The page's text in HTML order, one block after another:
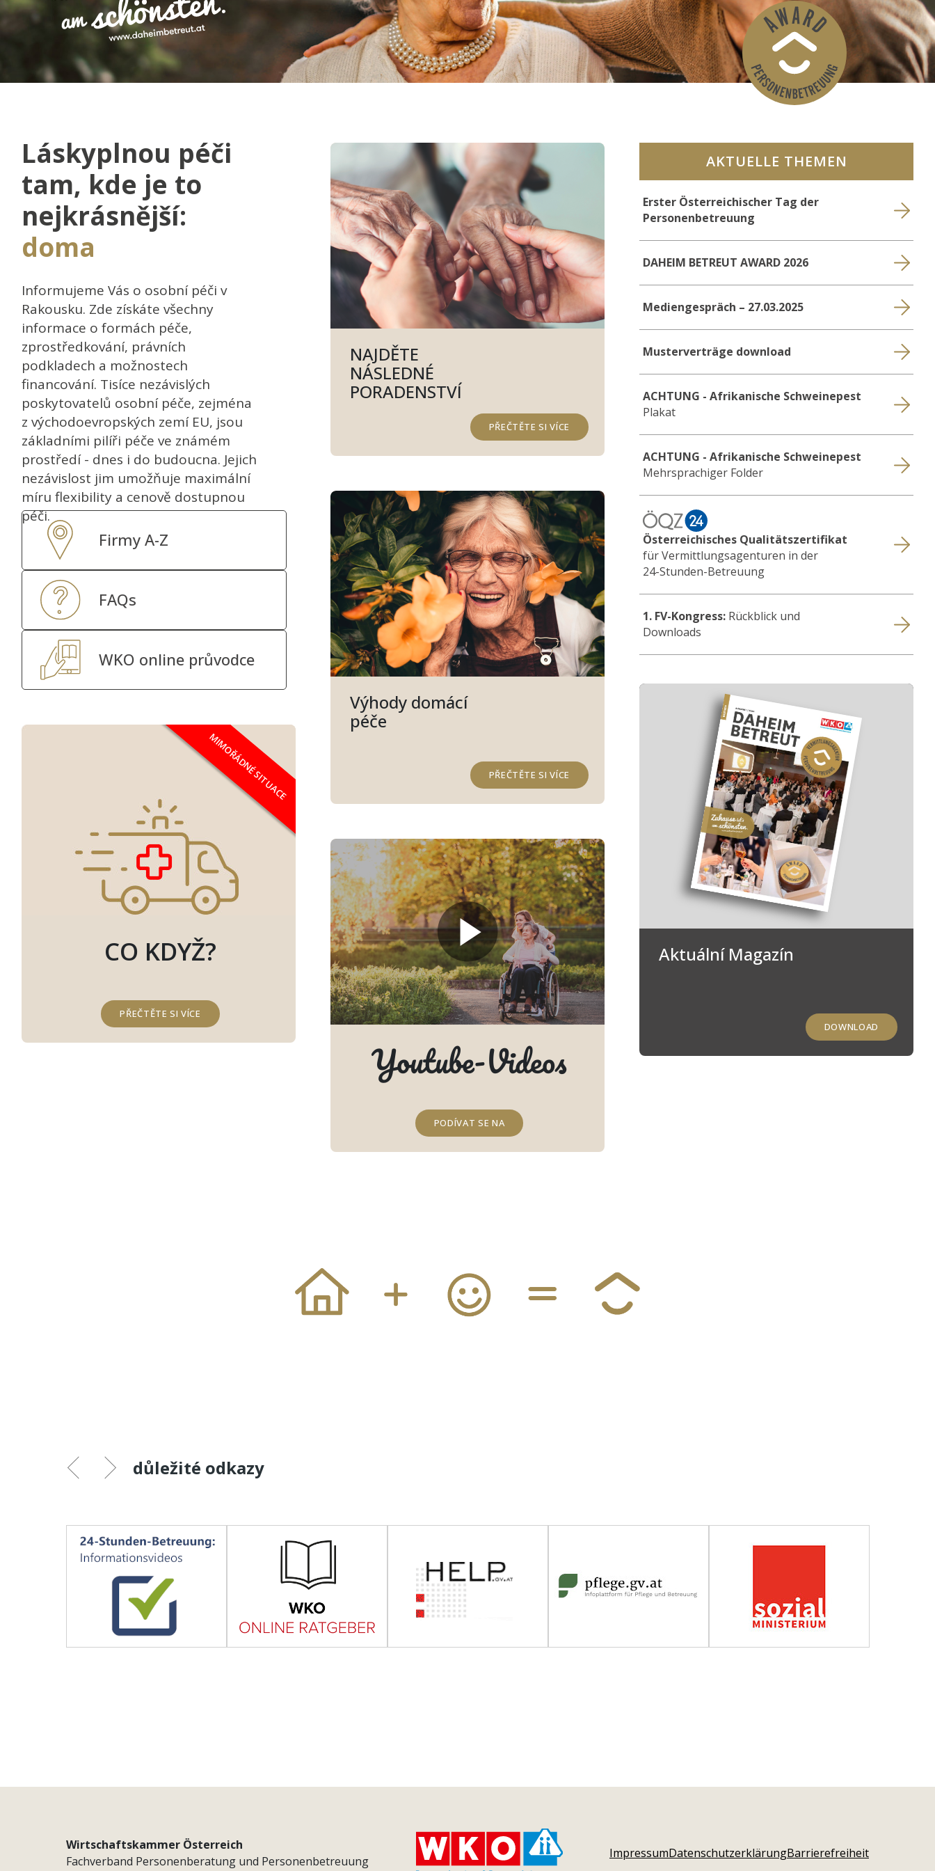
Láskyplnou péči
tam, kde je to
nejkrásnější:
doma
Informujeme Vás o osobní péči v
Rakousku. Zde získáte všechny
informace o formách péče,
zprostředkování, právních
podkladech a možnostech
financování. Tisíce nezávislých
poskytovatelů osobní péče, zejména
z východoevropských zemí EU, jsou
základními pilíři péče ve známém
prostředí - dnes i do budoucna. Jejich
nezávislost jim umožňuje maximální
míru flexibility a cenově dostupnou
péči.
NAJDĚTE
NÁSLEDNÉ
PORADENSTVÍ
PŘEČTĚTE SI VÍCE
AKTUELLE THEMEN
Erster Österreichischer Tag der
Personenbetreuung
DAHEIM BETREUT AWARD 2026
Mediengespräch – 27.03.2025
Musterverträge download
ACHTUNG - Afrikanische Schweinepest
Plakat
ACHTUNG - Afrikanische Schweinepest
Mehrsprachiger Folder
Österreichisches Qualitätszertifikat
für Vermittlungsagenturen in der
24-Stunden-Betreuung
1. FV-Kongress: Rückblick und
Downloads
Firmy A-Z
FAQs
WKO online průvodce
Výhody domácí
péče
PŘEČTĚTE SI VÍCE
Aktuální Magazín
DOWNLOAD
MIMOŘÁDNÉ SITUACE
CO KDYŽ?
PŘEČTĚTE SI VÍCE
Youtube-Videos
PODÍVAT SE NA
důležité odkazy
Wirtschaftskammer Österreich
Fachverband Personenberatung und Personenbetreuung
ImpressumDatenschutzerklärungBarrierefreiheit